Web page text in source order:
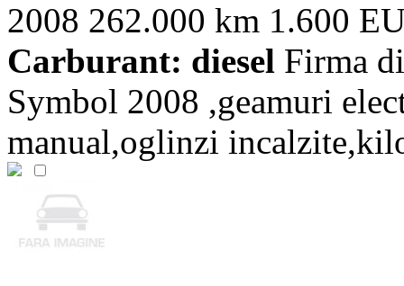
2008 262.000 km 1.600
Carburant: diesel Firma
Symbol 2008 ,geamuri
manual,oglinzi